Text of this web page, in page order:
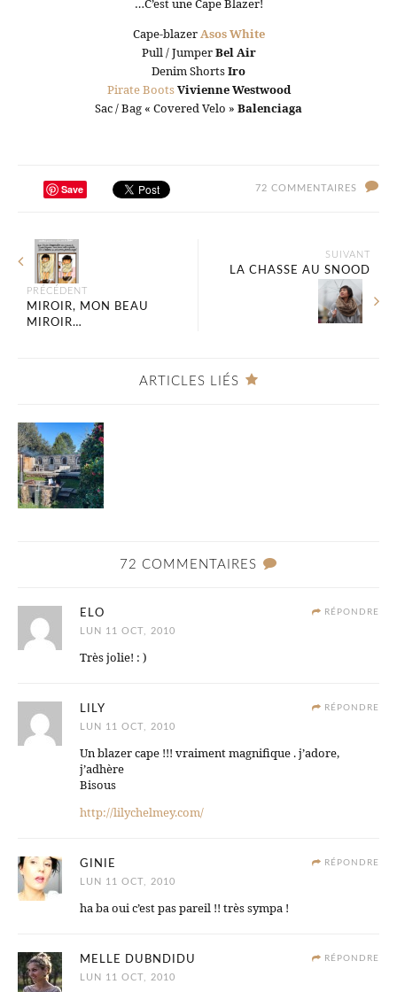
…C’est une Cape Blazer!
Cape-blazerAsos White
Pull / JumperBel Air
Denim ShortsIro
Pirate BootsVivienne Westwood
Sac / Bag « Covered Velo » Balenciaga
Save 72 COMMENTAIRES
PRÉCÉDENT
MIROIR, MON BEAU
MIROIR…
SUIVANT
LA CHASSE AU SNOOD
ARTICLES LIÉS
72 COMMENTAIRES
RÉPONDRE
ELO
LUN 11 OCT, 2010
Très jolie! : )
RÉPONDRE
LILY
LUN 11 OCT, 2010
Un blazer cape !!! vraiment magnifique . j’adore,
j’adhère
Bisous
http://lilychelmey.com/
RÉPONDRE
GINIE
LUN 11 OCT, 2010
ha ba oui c’est pas pareil !! très sympa !
RÉPONDRE
MELLE DUBNDIDU
LUN 11 OCT, 2010